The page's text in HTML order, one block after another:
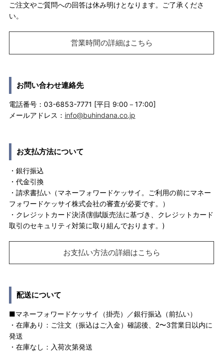
ご注文やご質問への回答は休み明けとなります。ご了承くださ
い。
営業時間の詳細はこちら
お問い合わせ連絡先
電話番号：03-6853-7771 [平日 9:00－17:00]
メールアドレス： info@buhindana.co.jp
お支払方法について
・銀行振込
・代金引換
・請求書払い（マネーフォワードケッサイ。ご利用の前にマネー
フォワードケッサイ株式会社の審査が必要です。）
・クレジットカード決済(割賦販売法に基づき、クレジットカード
取引のセキュリティ対策に取り組んでおります。)
お支払い方法の詳細はこちら
配送について
■マネーフォワードケッサイ（掛売）／銀行振込（前払い）
・在庫あり：ご注文（振込はご入金）確認後、2〜3営業日以内に
発送
・在庫なし：入荷次第発送